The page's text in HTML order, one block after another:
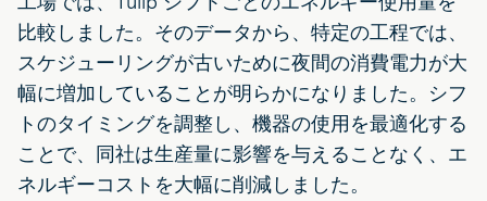
比較しました。そのデータから、特定の工程では、
スケジューリングが古いために夜間の消費電力が大
幅に増加していることが明らかになりました。シフ
トのタイミングを調整し、機器の使用を最適化する
ことで、同社は生産量に影響を与えることなく、エ
ネルギーコストを大幅に削減しました。